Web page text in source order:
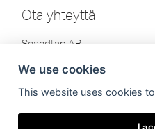
Ota yhteyttä
Scandtap AB
302 41 Halmstad, Ruotsi
Puh: +46 35-260 75 80
info[at]scandtap.com
We use cookies
This website uses cookies